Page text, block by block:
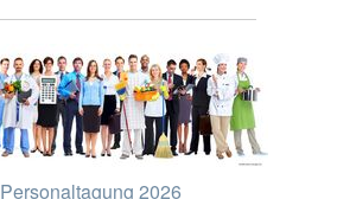
Personaltagung 2026